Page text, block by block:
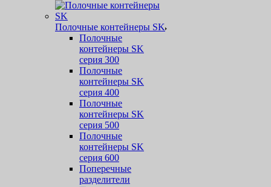
Полочные контейнеры SK
Полочные
контейнеры SK
серия 300
Полочные
контейнеры SK
серия 400
Полочные
контейнеры SK
серия 500
Полочные
контейнеры SK
серия 600
Поперечные
разделители